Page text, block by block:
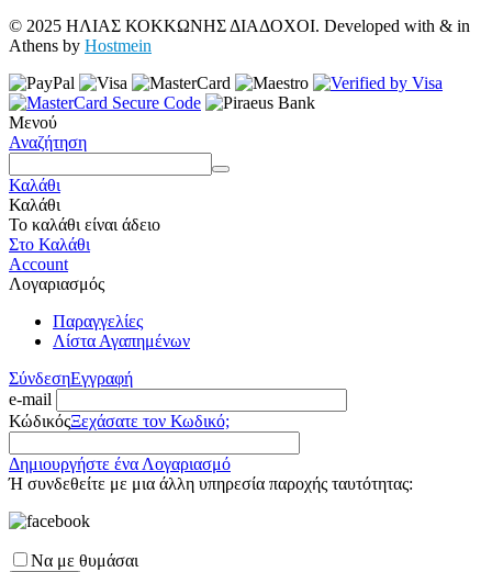
© 2025 ΗΛΙΑΣ ΚΟΚΚΩΝΗΣ ΔΙΑΔΟΧΟΙ. Developed with & in
Athens by Hostmein
Μενού
Αναζήτηση
Καλάθι
Καλάθι
Το καλάθι είναι άδειο
Στο Καλάθι
Account
Λογαριασμός
Παραγγελίες
Λίστα Αγαπημένων
ΣύνδεσηΕγγραφή
e-mail
ΚώδικόςΞεχάσατε τον Κωδικό;
Δημιουργήστε ένα Λογαριασμό
Ή συνδεθείτε με μια άλλη υπηρεσία παροχής ταυτότητας:
Να με θυμάσαι